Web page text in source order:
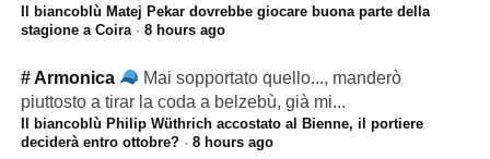
Il biancoblù Matej Pekar dovrebbe giocare buona parte della
stagione a Coira· 8 hours ago
# Armonica
Mai sopportato quello..., manderò
piuttosto a tirar la coda a belzebù, già mi...
Il biancoblù Philip Wüthrich accostato al Bienne, il portiere
deciderà entro ottobre?· 8 hours ago